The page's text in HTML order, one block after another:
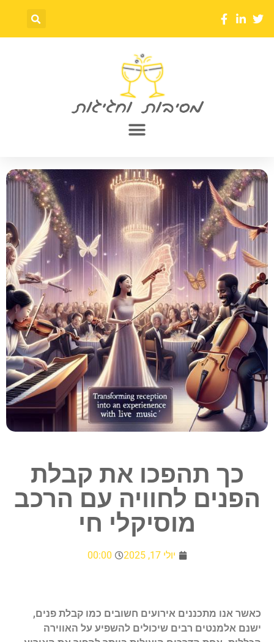
כך תהפכו את קבלת
הפנים לחוויה עם הרכב
מוסיקלי חי
יולי 17, 2025 00:00
כאשר אנו מתכננים אירועים חשובים כמו קבלת פנים,
ישנם אלמנטים רבים שיכולים להשפיע על האווירה